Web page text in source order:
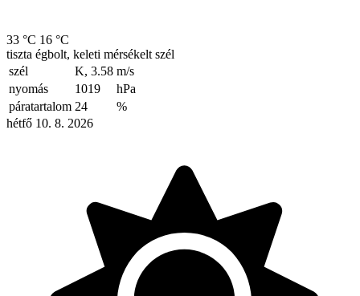
33 °C 16 °C
tiszta égbolt, keleti mérsékelt szél
szél
K, 3.58 m/s
nyomás
1019
hPa
páratartalom 24
%
hétfő 10. 8. 2026